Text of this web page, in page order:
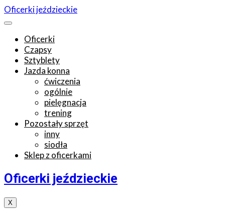
Oficerki jeździeckie
Oficerki
Czapsy
Sztyblety
Jazda konna
ćwiczenia
ogólnie
pielęgnacja
trening
Pozostały sprzęt
inny
siodła
Sklep z oficerkami
Oficerki jeździeckie
X